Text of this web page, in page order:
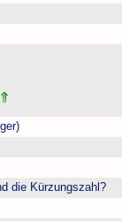
die Kürzungszahl?